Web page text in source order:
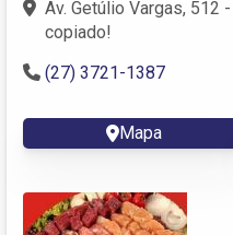
Av. Getúlio Vargas, 512
copiado!
(27) 3721-1387
Mapa